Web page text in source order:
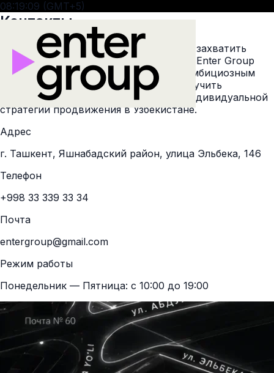
08:19:10 (GMT+5)
Контакты
Готовы масштабировать ваш бизнес и захватить
рынок? Команда рекламного холдинга Enter Group
всегда открыта к новым проектам и амбициозным
задачам. Свяжитесь с нами, чтобы получить
экспертную консультацию и расчет индивидуальной
стратегии продвижения в Узбекистане.
Адрес
г. Ташкент, Яшнабадский район, улица Эльбека, 146
Телефон
+998 33 339 33 34
Почта
entergroup@gmail.com
Режим работы
Понедельник — Пятница: с 10:00 до 19:00